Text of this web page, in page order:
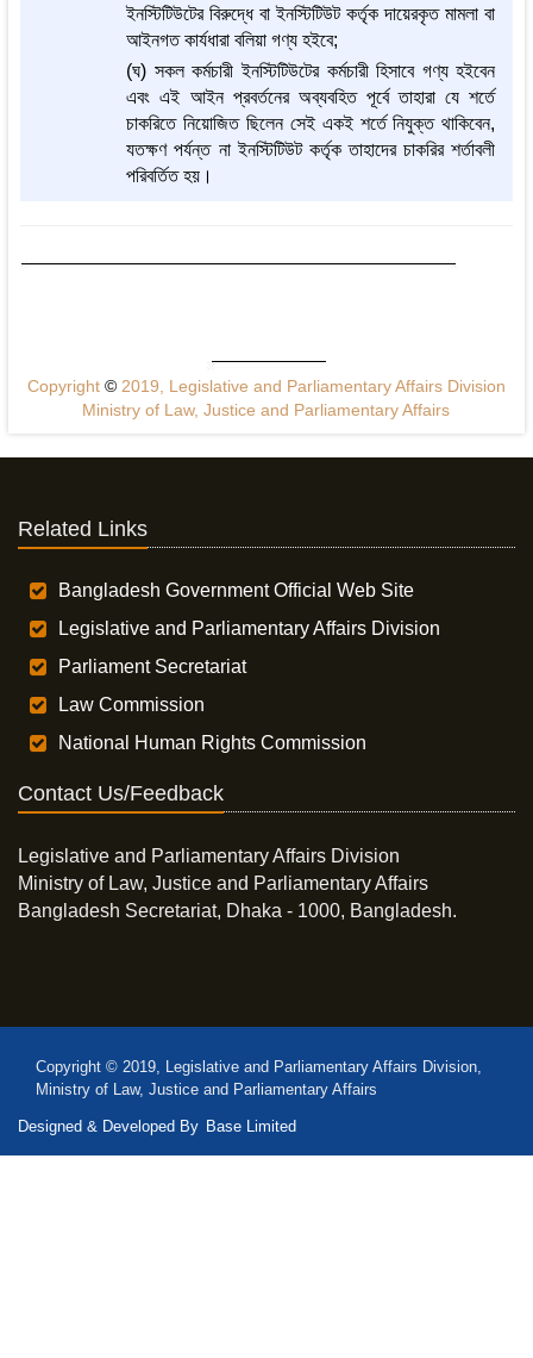
ইনস্টিটিউটের বিরুদ্ধে বা ইনস্টিটিউট কর্তৃক দায়েরকৃত মামলা বা
আইনগত কার্যধারা বলিয়া গণ্য হইবে;
(ঘ) সকল কর্মচারী ইনস্টিটিউটের কর্মচারী হিসাবে গণ্য হইবেন
এবং এই আইন প্রবর্তনের অব্যবহিত পূর্বে তাহারা যে শর্তে
চাকরিতে নিয়োজিত ছিলেন সেই একই শর্তে নিযুক্ত থাকিবেন,
যতক্ষণ পর্যন্ত না ইনস্টিটিউট কর্তৃক তাহাদের চাকরির শর্তাবলী
পরিবর্তিত হয়।
Copyright ©2019, Legislative and Parliamentary Affairs Division
Ministry of Law, Justice and Parliamentary Affairs
Related Links
Bangladesh Government Official Web Site
Legislative and Parliamentary Affairs Division
Parliament Secretariat
Law Commission
National Human Rights Commission
Contact Us/Feedback
Legislative and Parliamentary Affairs Division
Ministry of Law, Justice and Parliamentary Affairs
Bangladesh Secretariat, Dhaka - 1000, Bangladesh.
Copyright © 2019, Legislative and Parliamentary Affairs Division,
Ministry of Law, Justice and Parliamentary Affairs
Designed & Developed By Base Limited